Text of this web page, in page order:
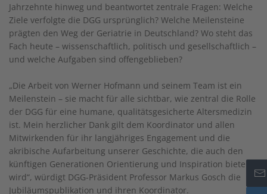
Jahrzehnte hinweg und beantwortet zentrale Fragen: Welche
Ziele verfolgte die DGG ursprünglich? Welche Meilensteine
prägten den Weg der Geriatrie in Deutschland? Wo steht das
Fach heute – wissenschaftlich, politisch und gesellschaftlich –
und welche Aufgaben sind offengeblieben?
„Die Arbeit von Werner Hofmann und seinem Team ist ein
Meilenstein – sie macht für alle sichtbar, wie zentral die Rolle
der DGG für eine humane, qualitätsgesicherte Altersmedizin
ist. Mein herzlicher Dank gilt dem Koordinator und allen
Mitwirkenden für ihr langjähriges Engagement und die
akribische Aufarbeitung unserer Geschichte, die auch den
künftigen Generationen Orientierung und Inspiration bieten
wird“, würdigt DGG-Präsident Professor Markus Gosch die
Jubiläumspublikation und ihren Koordinator.